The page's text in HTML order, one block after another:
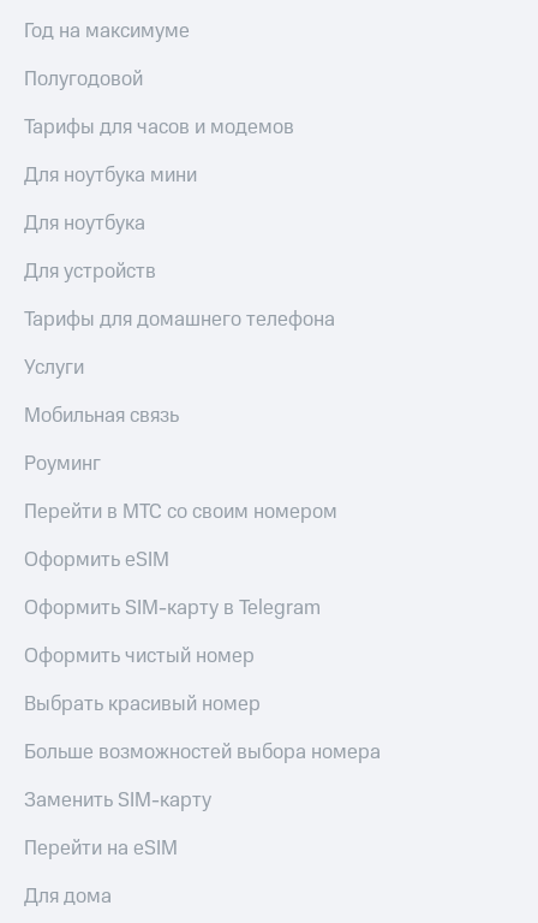
Год на максимуме
Полугодовой
Тарифы для часов и модемов
Для ноутбука мини
Для ноутбука
Для устройств
Тарифы для домашнего телефона
Услуги
Мобильная связь
Роуминг
Перейти в МТС со своим номером
Оформить eSIM
Оформить SIM-карту в Telegram
Оформить чистый номер
Выбрать красивый номер
Больше возможностей выбора номера
Заменить SIM-карту
Перейти на eSIM
Для дома